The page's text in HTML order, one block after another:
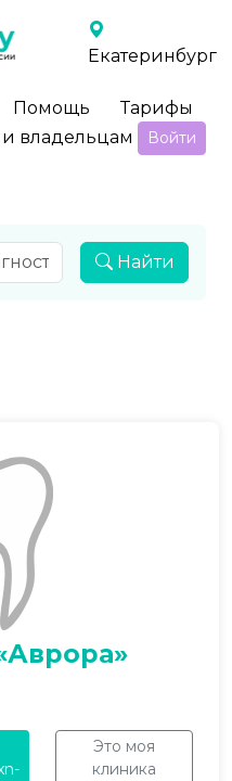
Екатеринбург
Помощь
Тарифы
и владельцам
Войти
Найти
Это моя
клиника